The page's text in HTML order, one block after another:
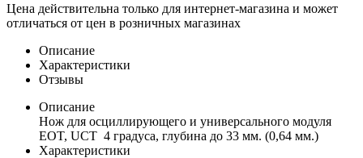
Цена действительна только для интернет-магазина и может
отличаться от цен в розничных магазинах
Описание
Характеристики
Отзывы
Описание
Нож для осциллирующего и универсального модуля
EOT, UCT 4 градуса, глубина до 33 мм. (0,64 мм.)
Характеристики